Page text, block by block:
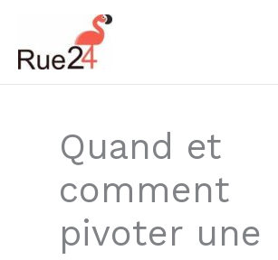
contenu
Quand et
comment
pivoter une